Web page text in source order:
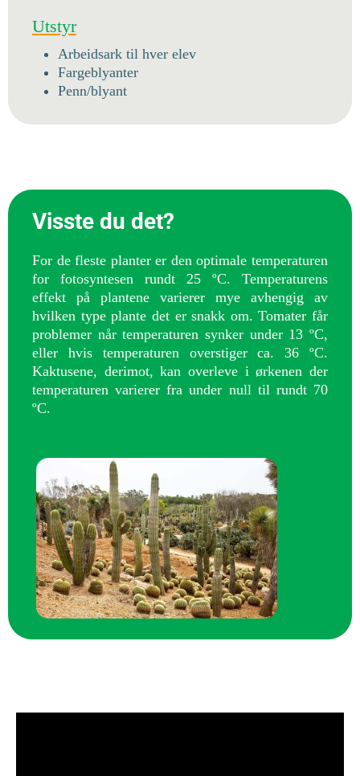
Utstyr
Arbeidsark til hver elev
Fargeblyanter
Penn/blyant
Visste du det?
For de fleste planter er den optimale temperaturen
for fotosyntesen rundt 25 ºC. Temperaturens
effekt på plantene varierer mye avhengig av
hvilken type plante det er snakk om.Tomater får
problemer når temperaturen synker under 13 ºC,
eller hvis temperaturen overstiger ca. 36 ºC.
Kaktusene, derimot, kan overleve i ørkenen der
temperaturen varierer fra under null til rundt 70
ºC.